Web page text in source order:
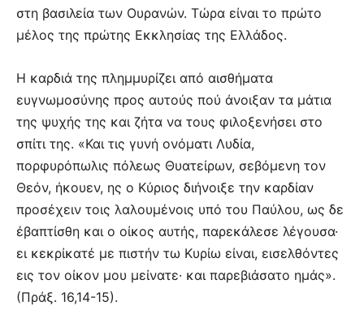
στη βασιλεία των Ουρανών. Τώρα είναι το πρώτο
μέλος της πρώτης Εκκλησίας της Ελλάδος.
Η καρδιά της πλημμυρίζει από αισθήματα
ευγνωμοσύνης προς αυτούς πού άνοιξαν τα μάτια
της ψυχής της και ζήτα να τους φιλοξενήσει στο
σπίτι της. «Και τις γυνή ονόματι Λυδία,
πορφυρόπωλις πόλεως Θυατείρων, σεβόμενη τον
Θεόν, ήκουεν, ης ο Κύριος διήνοιξε την καρδίαν
προσέχειν τοις λαλουμένοις υπό του Παύλου, ως δε
έβαπτίσθη και ο οίκος αυτής, παρεκάλεσε λέγουσα·
ει κεκρίκατέ με πιστήν τω Κυρίω είναι, εισελθόντες
εις τον οίκον μου μείνατε· και παρεβιάσατο ημάς».
(Πράξ. 16,14-15).